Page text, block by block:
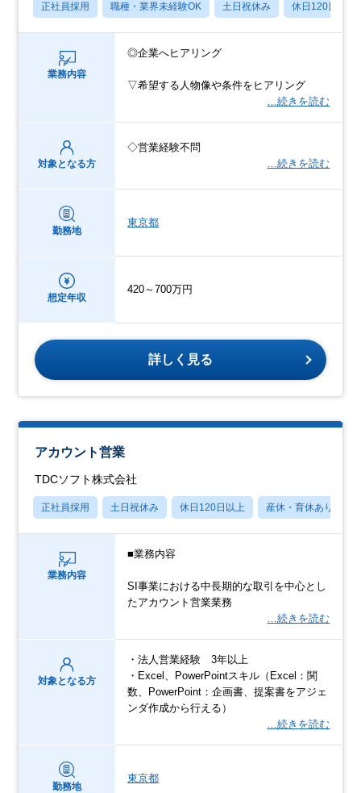
正社員採用 職種・業界未経験OK 土日祝休み 休日120日以上
業務内容
◎企業へヒアリング
▽希望する人物像や条件をヒアリング
…続きを読む
対象となる方
◇営業経験不問
…続きを読む
勤務地
東京都
想定年収
420～700万円
詳しく見る
アカウント営業
TDCソフト株式会社
正社員採用 土日祝休み 休日120日以上 産休・育休あり
業務内容
■業務内容
SI事業における中長期的な取引を中心とし
たアカウント営業業務
…続きを読む
対象となる方
・法人営業経験 3年以上
・Excel、PowerPointスキル（Excel：関
数、PowerPoint：企画書、提案書をアジェ
ンダ作成から行える）
…続きを読む
勤務地
東京都